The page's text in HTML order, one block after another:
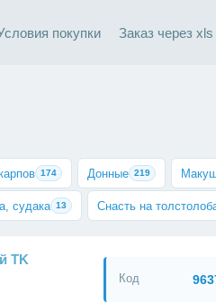
покупки Заказ через xls
174 Донные 219
судака 13 Снасть на
TK
Код